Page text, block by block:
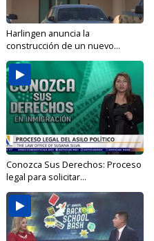
Harlingen anuncia la
construcción de un nuevo...
Conozca Sus Derechos: Proceso
legal para solicitar...